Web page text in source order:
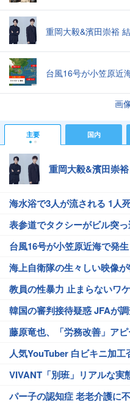
重岡大毅&濱田崇裕
台風16号が小笠原近
画
主要 国内
重岡大毅&濱田崇
海水浴で3人が流される 1人
表参道でタクシーがビル突
台風16号が小笠原近海で発生
海上自衛隊の生々しい映像
教員の性暴力 止まらないワケ
韓国の審判接待疑惑 JFAが
藤原竜也、「労務改善」ア
人気YouTuber 白ビキニ加工
VIVANT「別班」リアルな実
パー子の認知症 老老介護に